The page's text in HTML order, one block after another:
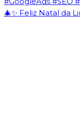
🎄✨ Feliz Natal da